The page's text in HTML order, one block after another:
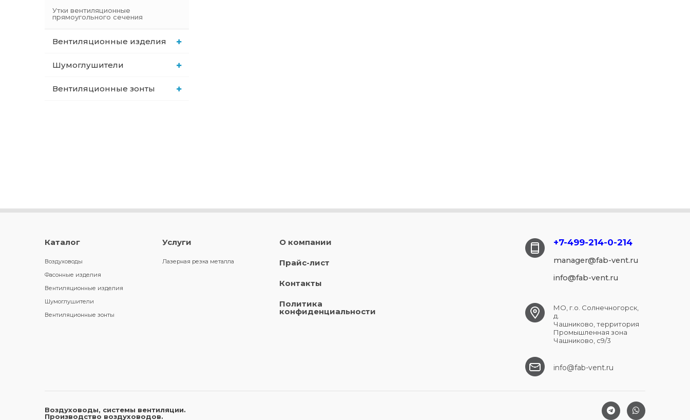
Утки вентиляционные
прямоугольного сечения
Вентиляционные изделия
Шумоглушители
Вентиляционные зонты
Каталог
Воздуховоды
Фасонные изделия
Вентиляционные изделия
Шумоглушители
Вентиляционные зонты
Услуги
Лазерная резка металла
О компании
Прайс-лист
Контакты
Политика
конфиденциальности
+7-499-214-0-214
manager@fab-vent.ru
info@fab-vent.ru
МО, г.о. Солнечногорск,
д.
Чашниково, территория
Промышленная зона
Чашниково, с9/3
info@fab-vent.ru
Воздуховоды, системы вентиляции.
Производство воздуховодов.